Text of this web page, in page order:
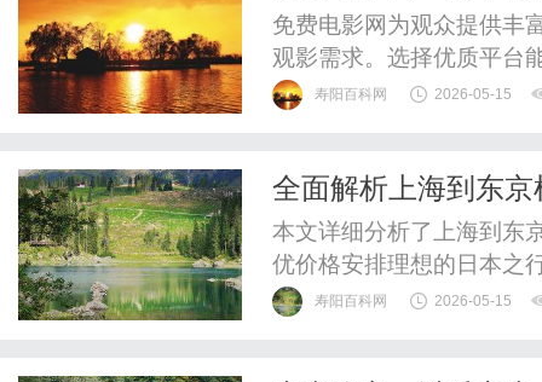
免费电影网为观众提供丰
观影需求。选择优质平台
想选择。
寿阳百科网 2026-05-15
全面解析上海到东
本文详细分析了上海到东
优价格安排理想的日本之
寿阳百科网 2026-05-15